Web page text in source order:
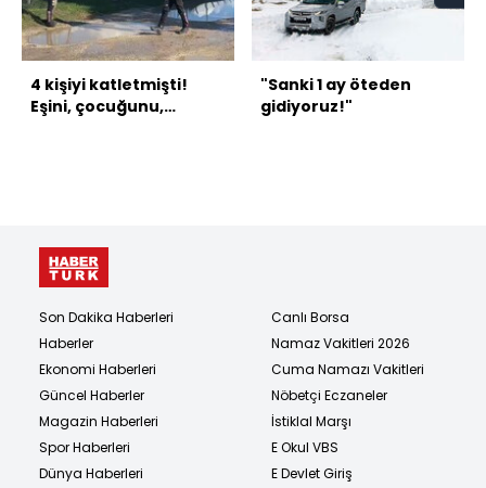
4 kişiyi katletmişti!
Eşini, çocuğunu,
"Sanki 1 ay öteden
gidiyoruz!"
Son Dakika Haberleri
Haberler
Ekonomi Haberleri
Güncel Haberler
Magazin Haberleri
Spor Haberleri
Dünya Haberleri
Canlı Borsa
Namaz Vakitleri 2026
Cuma Namazı Vakitleri
Nöbetçi Eczaneler
İstiklal Marşı
E Okul VBS
E Devlet Giriş